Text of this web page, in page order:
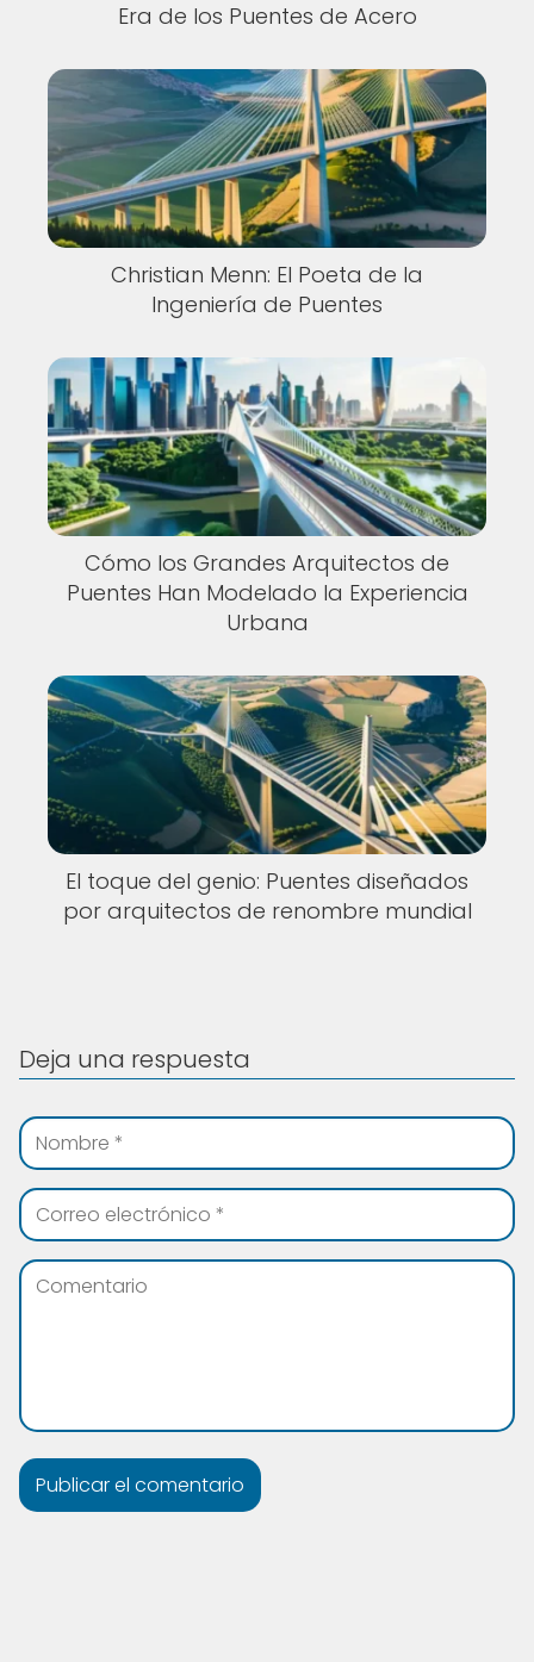
Era de los Puentes de Acero
Christian Menn: El Poeta de la
Ingeniería de Puentes
Cómo los Grandes Arquitectos de
Puentes Han Modelado la Experiencia
Urbana
El toque del genio: Puentes diseñados
por arquitectos de renombre mundial
Deja una respuesta